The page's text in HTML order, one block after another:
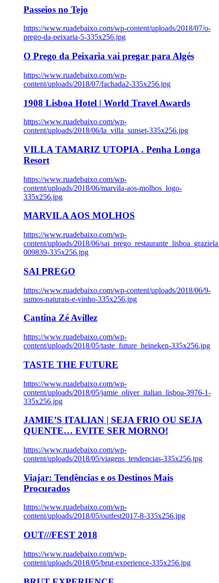
Passeios no Tejo
https://www.ruadebaixo.com/wp-content/uploads/2018/07/o-
prego-da-peixaria-5-335x256.jpg
O Prego da Peixaria vai pregar para Algés
https://www.ruadebaixo.com/wp-
content/uploads/2018/07/fachada2-335x256.jpg
1908 Lisboa Hotel | World Travel Awards
https://www.ruadebaixo.com/wp-
content/uploads/2018/06/la_villa_sunset-335x256.jpg
VILLA TAMARIZ UTOPIA . Penha Longa
Resort
https://www.ruadebaixo.com/wp-
content/uploads/2018/06/marvila-aos-molhos_logo-
335x256.jpg
MARVILA AOS MOLHOS
https://www.ruadebaixo.com/wp-
content/uploads/2018/06/
009839-335x256.jpg
SAI PREGO
https://www.ruadebaixo.com/wp-content/uploads/2018/06/9-
sumos-naturais-e-vinho-335x256.jpg
Cantina Zé Avillez
https://www.ruadebaixo.com/wp-
content/uploads/2018/05/taste_future_heineken-335x256.jpg
TASTE THE FUTURE
https://www.ruadebaixo.com/wp-
content/uploads/2018/05/jamie_oliver_italian_lisboa-3976-1-
335x256.jpg
JAMIE’S ITALIAN | SEJA FRIO OU SEJA
QUENTE… EVITE SER MORNO!
https://www.ruadebaixo.com/wp-
content/uploads/2018/05/viagens_tendencias-335x256.jpg
Viajar: Tendências e os Destinos Mais
Procurados
https://www.ruadebaixo.com/wp-
content/uploads/2018/05/outfest2017-8-335x256.jpg
OUT///FEST 2018
https://www.ruadebaixo.com/wp-
content/uploads/2018/05/brut-experience-335x256.jpg